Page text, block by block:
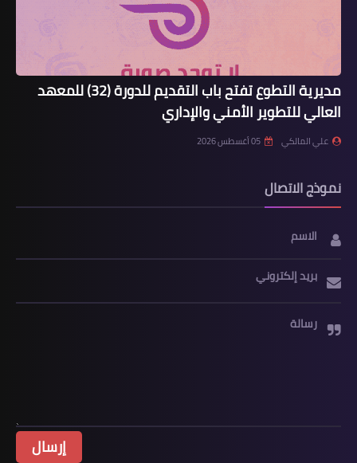
مديرية التطوع تفتح باب التقديم للدورة (32) للمعهد
العالي للتطوير الأمني والإداري
علي المالكي 05 أغسطس 2026
نموذج الاتصال
الاسم
بريد إلكتروني
رسالة